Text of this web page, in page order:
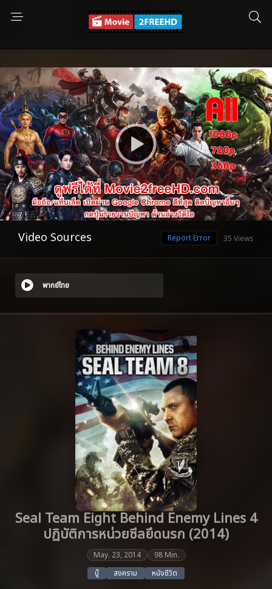
Video Sources 35 Views
Report Error
พากย์ไทย
Seal Team Eight Behind Enemy Lines 4
ปฏิบัติการหน่วยซีลยึดนรก (2014)
May. 23, 2014
98 Min.
บู๊
สงคราม หนังชีวิต